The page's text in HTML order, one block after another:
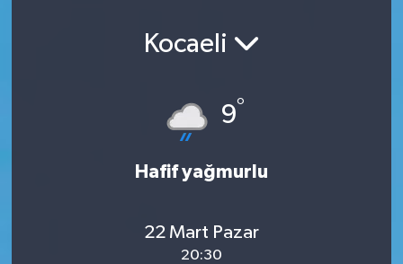
Kocaeli
9°
Hafif yağmurlu
22 Mart Pazar
20:30